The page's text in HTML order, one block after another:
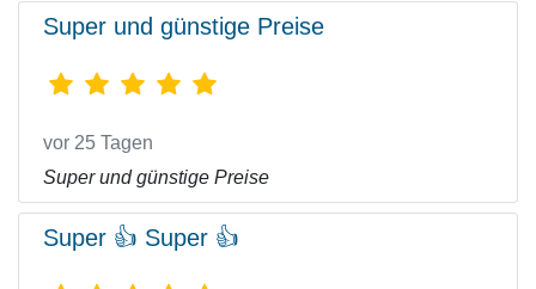
Super und günstige Preise
vor 25 Tagen
Super und günstige Preise
Super 👍 Super 👍